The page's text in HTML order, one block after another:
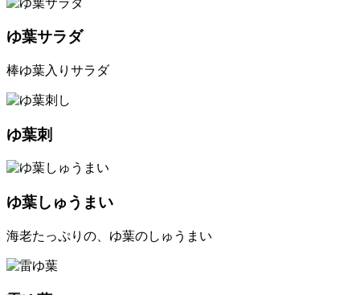
ゆ葉サラダ
棒ゆ葉入りサラダ
ゆ葉刺
ゆ葉しゅうまい
海老たっぷりの、ゆ葉のしゅうまい